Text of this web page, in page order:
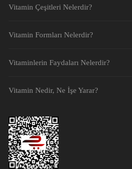
Vitamin Çeşitleri Nelerdir?
Vitamin Formları Nelerdir?
Vitaminlerin Faydaları Nelerdir?
Vitamin Nedir, Ne İşe Yarar?